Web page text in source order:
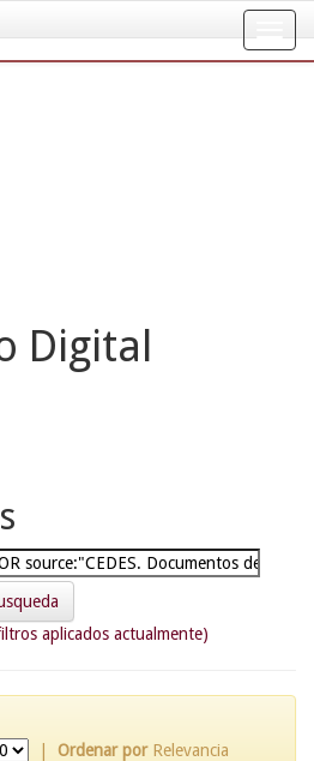
Digital
aplicados actualmente)
Ordenar por Relevancia